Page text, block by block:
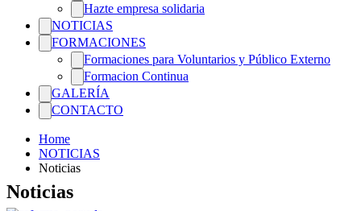
Hazte empresa solidaria
NOTICIAS
FORMACIONES
Formaciones para Voluntarios y Público Externo
Formacion Continua
GALERÍA
CONTACTO
Home
NOTICIAS
Noticias
Noticias